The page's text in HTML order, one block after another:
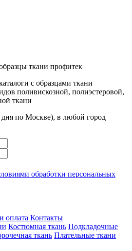
ткани профитек
с образцами ткани
поливискозной, полиэстеровой,
ткани
дня по Москве), в любой город
обработки персональных
оплата Контакты
Костюмная ткань Подкладочные
ткань Плательные ткани